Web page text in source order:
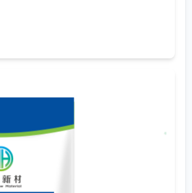
о многом.
Её часто рассчитывают в
на вещи проще: цвет пены,
10 граммов, а эффекта
5 — и резкий скачок, но уже
Это нелинейная
эффективнее не увеличивать